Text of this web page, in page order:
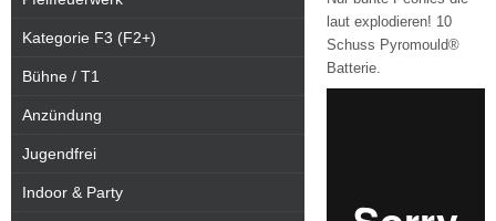
laut explodieren! 10
Schuss Pyromould®
Batterie.
Kategorie F3 (F2+)
Bühne / T1
Anzündung
Jugendfrei
Indoor & Party